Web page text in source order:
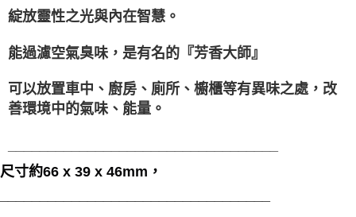
綻放靈性之光與內在智慧。
能過濾空氣臭味，是有名的『芳香大師』
可以放置車中、廚房、廁所、櫥櫃等有異味之處，改
善環境中的氣味、能量。
尺寸約66 x 39 x 46mm，